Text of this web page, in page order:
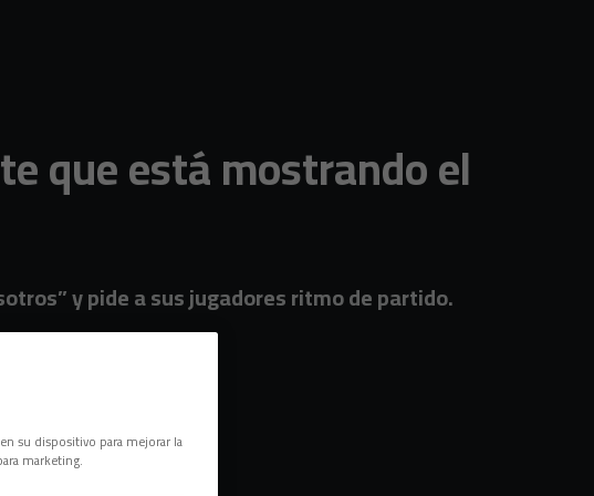
que está mostrando el
y pide a sus jugadores ritmo de partido.
su dispositivo para mejorar la
marketing.